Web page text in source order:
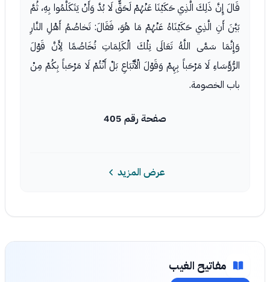
قَالَ إِنَّ ذَلِكَ الَّذِي حَكَيْنَا عَنْهُمْ لَحَقٌّ لَا بُدَّ وَأَنْ يَتَكَلَّمُوا بِهِ، ثُمَّ
بَيَّنَ أَنِ الَّذِي حَكَيْنَاهُ عَنْهُمْ مَا هُوَ، فَقَالَ: تَخاصُمُ أَهْلِ النَّارِ
وَإِنَّمَا سَمَّى اللَّهُ تَعَالَى تِلْكَ الْكَلِمَاتِ تُخَاصُمًا لِأَنَّ قَوْلَ
الرُّؤَسَاءِ لَا مَرْحَباً بِهِمْ وَقَوْلَ الْأَتْبَاعِ بَلْ أَنْتُمْ لَا مَرْحَباً بِكُمْ مِنْ
باب الخصومة.
صفحة رقم 405
عرض المزيد
مفاتيح الغيب